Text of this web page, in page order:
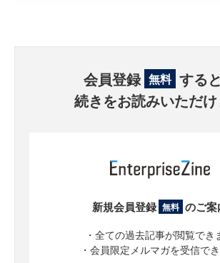
会員登録 無料 すると
続きをお読みいただ
新規会員登録 無料 のご案
・全ての過去記事が閲覧でき
・会員限定メルマガを受信で